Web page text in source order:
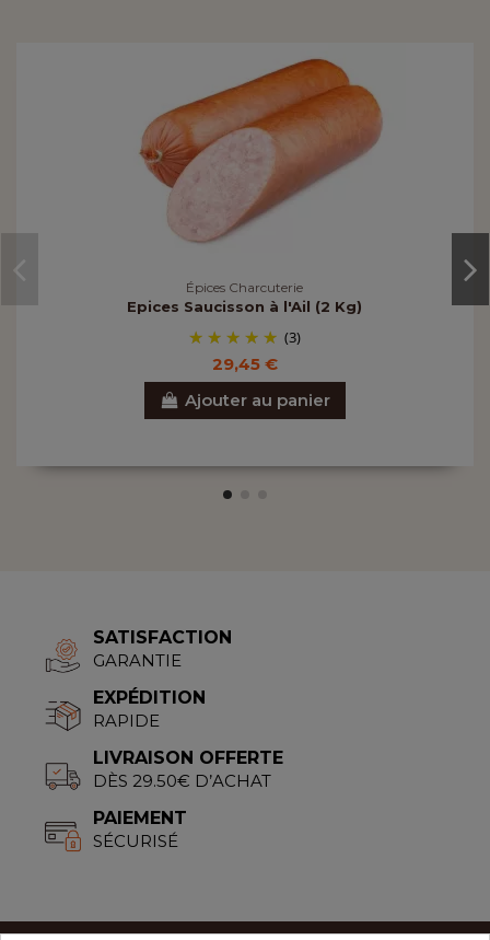
Épices Charcuterie
Epices Saucisson à l'Ail (2 Kg)
(3)
29,45 €
Ajouter au panier
SATISFACTION
GARANTIE
EXPÉDITION
RAPIDE
LIVRAISON OFFERTE
DÈS 29.50€ D’ACHAT
PAIEMENT
SÉCURISÉ